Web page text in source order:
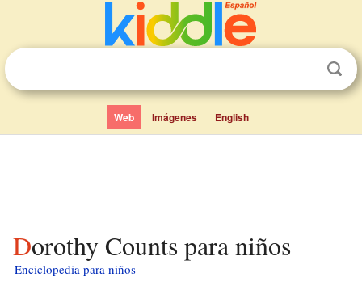
Web Imágenes English
Dorothy Counts para niños
Enciclopedia para niños